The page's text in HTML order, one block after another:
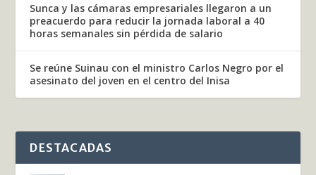
Sunca y las cámaras empresariales llegaron a un
preacuerdo para reducir la jornada laboral a 40
horas semanales sin pérdida de salario
Se reúne Suinau con el ministro Carlos Negro por el
asesinato del joven en el centro del Inisa
DESTACADAS